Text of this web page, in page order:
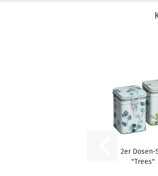
2er Dosen-
"Trees"